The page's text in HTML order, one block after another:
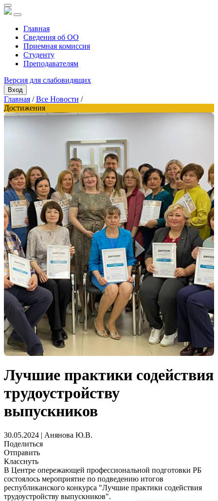
Главная
Сведения об ОО
Приемная комиссия
Студенту
Преподавателям
Версия для слабовидящих
Вход
Главная /Все Новости /
Достижения
Лучшие практики содействия
трудоустройству
выпускников
30.05.2024 | Анянова Ю.В.
Поделиться
Отправить
Класснуть
В Центре опережающей профессиональной подготовки РБ
состоялось мероприятие по подведению итогов
республиканского конкурса "Лучшие практики содействия
трудоустройству выпускников".